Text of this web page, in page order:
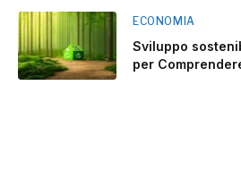
ECONOMIA
Sviluppo
per